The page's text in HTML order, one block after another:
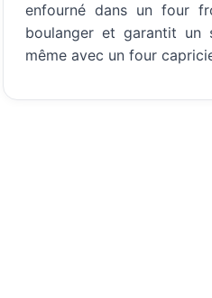
enfourné dans un four
boulanger et garantit un
même avec un four